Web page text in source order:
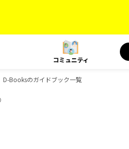
コミュニティ
D-Booksのガイドブック一覧